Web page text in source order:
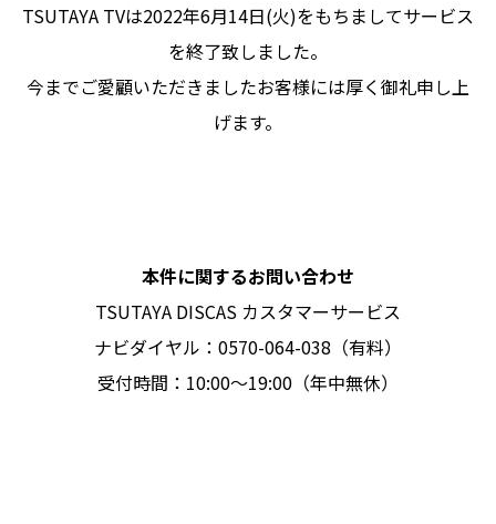
TSUTAYA TVは2022年6月14日(火)をもちましてサービス
を終了致しました。
今までご愛顧いただきましたお客様には厚く御礼申し上
げます。
本件に関するお問い合わせ
TSUTAYA DISCAS カスタマーサービス
ナビダイヤル：0570-064-038（有料）
受付時間：10:00～19:00（年中無休）